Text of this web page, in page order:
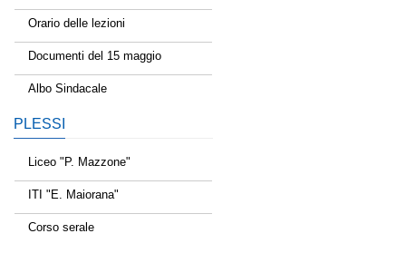
Orario delle lezioni
Documenti del 15 maggio
Albo Sindacale
PLESSI
Liceo "P. Mazzone"
ITI "E. Maiorana"
Corso serale